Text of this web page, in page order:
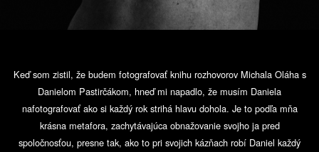
Keď som zistil, že budem fotografovať knihu rozhovorov Michala Oláha s
Danielom Pastirčákom, hneď mi napadlo, že musím Daniela
nafotografovať ako si každý rok strihá hlavu dohola. Je to podľa mňa
krásna metafora, zachytávajúca obnažovanie svojho ja pred
spoločnosťou, presne tak, ako to pri svojich kázňach robí Daniel každý